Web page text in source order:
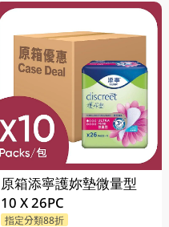
原箱添寧護妳墊微量型
10 X 26PC
指定分類88折